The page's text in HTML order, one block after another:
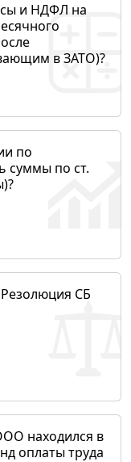
и НДФЛ на
в ЗАТО)?
по
суммы по ст.
СБ
находился в
оплаты труда